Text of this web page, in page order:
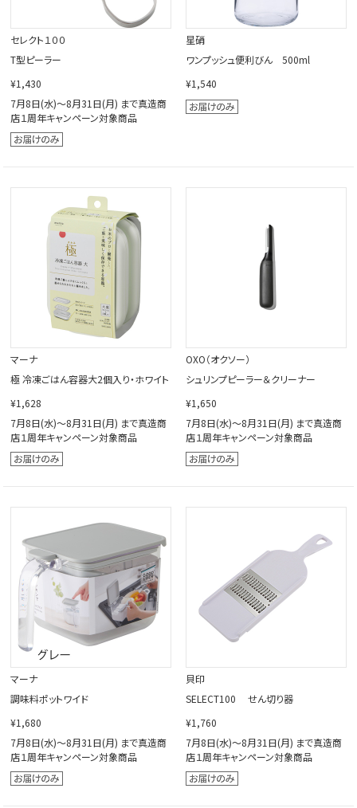
セレクト１００
T型ピーラー
¥1,430
7月8日(水)～8月31日(月) まで真造商
店１周年キャンペーン対象商品
星硝
ワンプッシュ便利びん 500ml
¥1,540
マーナ
極 冷凍ごはん容器大2個入り・ホワイト
¥1,628
7月8日(水)～8月31日(月) まで真造商
店１周年キャンペーン対象商品
OXO（オクソー）
シュリンプピーラー＆クリーナー
¥1,650
7月8日(水)～8月31日(月) まで真造商
店１周年キャンペーン対象商品
マーナ
調味料ポットワイド
¥1,680
7月8日(水)～8月31日(月) まで真造商
店１周年キャンペーン対象商品
貝印
SELECT100 せん切り器
¥1,760
7月8日(水)～8月31日(月) まで真造商
店１周年キャンペーン対象商品